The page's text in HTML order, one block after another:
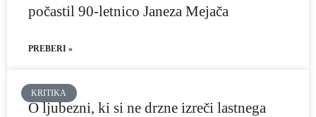
počastil 90-letnico Janeza Mejača
PREBERI »
KRITIKA
O ljubezni, ki si ne drzne izreči lastnega